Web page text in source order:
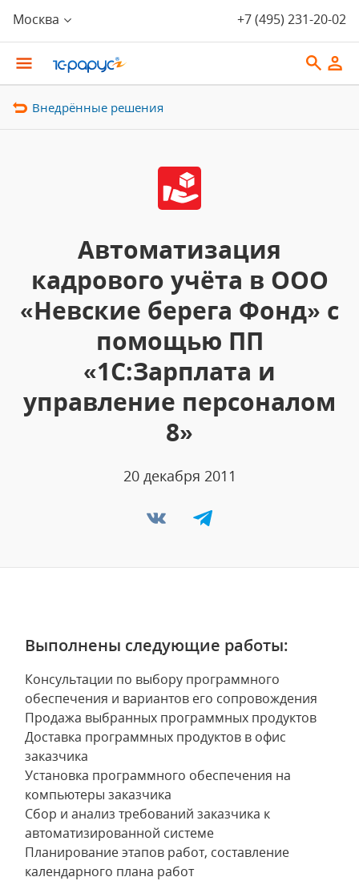
Москва +7 (495) 231-20-02
Внедрённые решения
Автоматизация
кадрового учёта в ООО
«Невские берега Фонд» с
помощью ПП
«1С:Зарплата и
управление персоналом
8»
20 декабря 2011
Выполнены следующие работы:
Консультации по выбору программного
обеспечения и вариантов его сопровождения
Продажа выбранных программных продуктов
Доставка программных продуктов в офис
заказчика
Установка программного обеспечения на
компьютеры заказчика
Сбор и анализ требований заказчика к
автоматизированной системе
Планирование этапов работ, составление
календарного плана работ